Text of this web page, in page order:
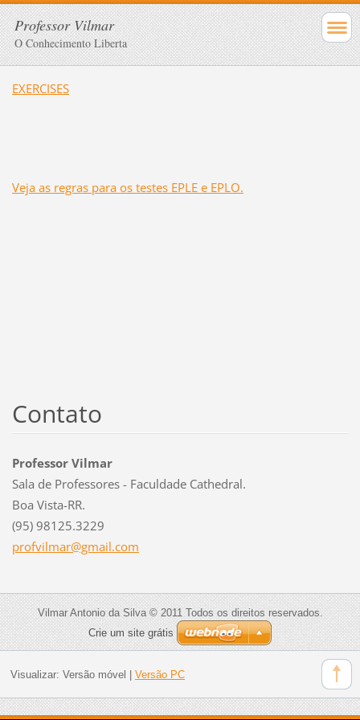
Professor Vilmar
O Conhecimento Liberta
EXERCISES
Veja as regras para os testes EPLE e EPLO.
Contato
Professor Vilmar
Sala de Professores - Faculdade Cathedral.
Boa Vista-RR.
(95) 98125.3229
profvilmar@gmail.com
Vilmar Antonio da Silva © 2011 Todos os direitos reservados.
Crie um site grátis
Visualizar: Versão móvel Versão PC